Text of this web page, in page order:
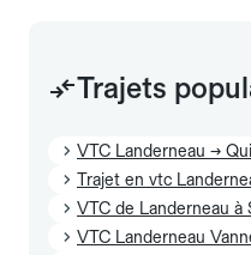
Trajets
VTC Landerneau →
Trajet en vtc
VTC de Landerneau à
VTC Landerneau